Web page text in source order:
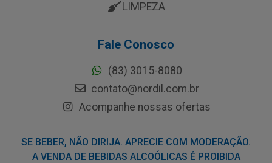
LIMPEZA
Fale Conosco
(83) 3015-8080
contato@nordil.com.br
Acompanhe nossas ofertas
SE BEBER, NÃO DIRIJA. APRECIE COM MODERAÇÃO.
A VENDA DE BEBIDAS ALCOÓLICAS É PROIBIDA